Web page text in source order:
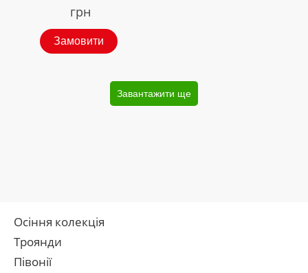
грн
Замовити
Завантажити ще
Осіння колекція
Троянди
Півонії